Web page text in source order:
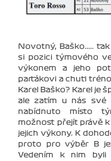
Novotný, Baško.....
si pozici týmového
výkonem a jeho
parťákovi a chuti
Karel Baško? Karel je
ale zatím u nás své
nabídnuto místo
možnost přejít právě
jejich výkony. K
proto pro výběr B
Vedením k nim byli